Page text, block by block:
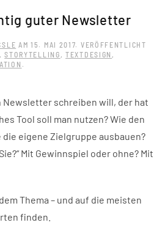
guter Newsletter
AM15. MAI 2017. VERÖFFENTLICHT
,STORYTELLING ,TEXTDESIGN ,
.
schreiben will, der hat
Tool soll man nutzen? Wie den
eigene Zielgruppe ausbauen?
Mit Gewinnspiel oder ohne? Mit
Thema – und auf die meisten
finden.